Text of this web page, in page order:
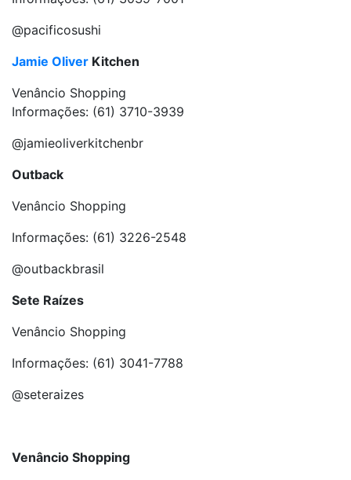
@pacificosushi
Jamie Oliver Kitchen
Venâncio Shopping
Informações: (61) 3710-3939
@jamieoliverkitchenbr
Outback
Venâncio Shopping
Informações: (61) 3226-2548
@outbackbrasil
Sete Raízes
Venâncio Shopping
Informações: (61) 3041-7788
@seteraizes
Venâncio Shopping